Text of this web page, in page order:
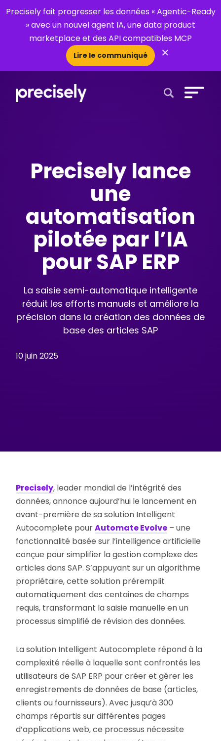
Precisely fait progresser les données « Agentic-Ready
» avec un nouvel agent IA, une data product
marketplace et des API compatibles MCP
Lire le communiqué ×
Precisely lance
une
automatisation
pilotée par l’IA
pour SAP ERP
La saisie semi-automatique intelligente
réduit les efforts manuels et améliore la
précision dans la création des données de
base des articles SAP
10 juin 2025
Precisely, leader mondial de l’intégrité des
données, annonce aujourd’hui le lancement en
avant-première de sa solution Intelligent
Autocomplete pourAutomate Evolve – une
fonctionnalité basée sur l’intelligence artificielle
conçue pour simplifier la gestion complexe des
articles dans SAP. S’appuyant sur un algorithme
propriétaire, cette solution préremplit
automatiquement des centaines de champs
requis, transformant la saisie manuelle en un
processus simplifié de révision des données.
La solution Intelligent Autocomplete répond à la
complexité réelle à laquelle sont confrontés les
utilisateurs de SAP ERP pour créer et gérer les
enregistrements de données de base (articles,
clients ou fournisseurs). Avec jusqu’à 300
champs répartis sur différentes pages
d’applications web, ce processus nécessite